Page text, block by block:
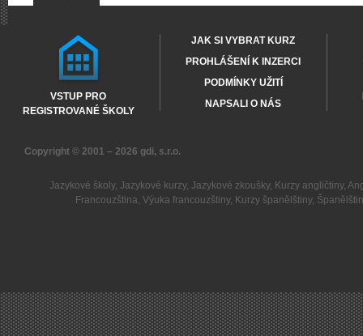
VSTUP PRO
REGISTROVANÉ ŠKOLY
JAK SI VYBRAT KURZ
PROHLÁŠENÍ K INZERCI
PODMÍNKY UŽITÍ
NAPSALI O NÁS
Copyright © 2001 – 2026 gdi, s.r.o.
Jazykové školy, Jazykové kurzy, Jazykové zkoušky, Kurzy angličtiny,
Francouzština,Výuka francouzštiny, Kurzy španělštiny,